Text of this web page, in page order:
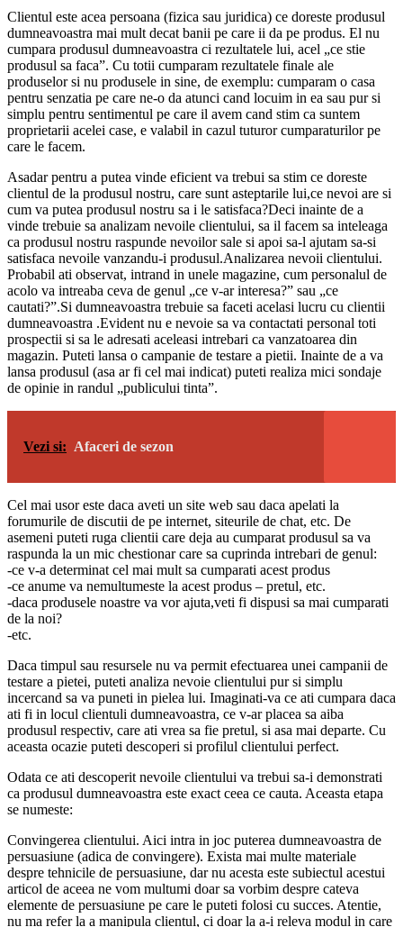
Clientul este acea persoana (fizica sau juridica) ce doreste produsul
dumneavoastra mai mult decat banii pe care ii da pe produs. El nu
cumpara produsul dumneavoastra ci rezultatele lui, acel „ce stie
produsul sa faca”. Cu totii cumparam rezultatele finale ale
produselor si nu produsele in sine, de exemplu: cumparam o casa
pentru senzatia pe care ne-o da atunci cand locuim in ea sau pur si
simplu pentru sentimentul pe care il avem cand stim ca suntem
proprietarii acelei case, e valabil in cazul tuturor cumparaturilor pe
care le facem.
Asadar pentru a putea vinde eficient va trebui sa stim ce doreste
clientul de la produsul nostru, care sunt asteptarile lui,ce nevoi are si
cum va putea produsul nostru sa i le satisfaca?Deci inainte de a
vinde trebuie sa analizam nevoile clientului, sa il facem sa inteleaga
ca produsul nostru raspunde nevoilor sale si apoi sa-l ajutam sa-si
satisfaca nevoile vanzandu-i produsul.Analizarea nevoii clientului.
Probabil ati observat, intrand in unele magazine, cum personalul de
acolo va intreaba ceva de genul „ce v-ar interesa?” sau „ce
cautati?”.Si dumneavoastra trebuie sa faceti acelasi lucru cu clientii
dumneavoastra .Evident nu e nevoie sa va contactati personal toti
prospectii si sa le adresati aceleasi intrebari ca vanzatoarea din
magazin. Puteti lansa o campanie de testare a pietii. Inainte de a va
lansa produsul (asa ar fi cel mai indicat) puteti realiza mici sondaje
de opinie in randul „publicului tinta”.
Vezi si: Afaceri de sezon
Cel mai usor este daca aveti un site web sau daca apelati la
forumurile de discutii de pe internet, siteurile de chat, etc. De
asemeni puteti ruga clientii care deja au cumparat produsul sa va
raspunda la un mic chestionar care sa cuprinda intrebari de genul:
-ce v-a determinat cel mai mult sa cumparati acest produs
-ce anume va nemultumeste la acest produs – pretul, etc.
-daca produsele noastre va vor ajuta,veti fi dispusi sa mai cumparati
de la noi?
-etc.
Daca timpul sau resursele nu va permit efectuarea unei campanii de
testare a pietei, puteti analiza nevoie clientului pur si simplu
incercand sa va puneti in pielea lui. Imaginati-va ce ati cumpara daca
ati fi in locul clientuli dumneavoastra, ce v-ar placea sa aiba
produsul respectiv, care ati vrea sa fie pretul, si asa mai departe. Cu
aceasta ocazie puteti descoperi si profilul clientului perfect.
Odata ce ati descoperit nevoile clientului va trebui sa-i demonstrati
ca produsul dumneavoastra este exact ceea ce cauta. Aceasta etapa
se numeste:
Convingerea clientului. Aici intra in joc puterea dumneavoastra de
persuasiune (adica de convingere). Exista mai multe materiale
despre tehnicile de persuasiune, dar nu acesta este subiectul acestui
articol de aceea ne vom multumi doar sa vorbim despre cateva
elemente de persuasiune pe care le puteti folosi cu succes. Atentie,
nu ma refer la a manipula clientul, ci doar la a-i releva modul in care